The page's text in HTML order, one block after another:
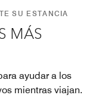
SU ESTANCIA
MÁS
ayudar a los
mientras viajan.